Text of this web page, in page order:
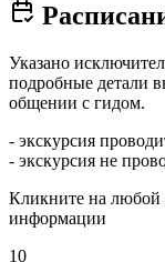
Указано
подробные детали
общении с гидом.
- экскурсия
- экскурсия не
Кликните на любой
информации
10